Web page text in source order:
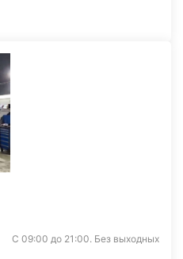
С 09:00 до 21:00. Без выходных